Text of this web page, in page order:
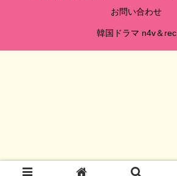
お問い合わせ
韓国ドラマ n4v＆rec